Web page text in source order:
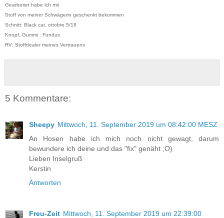
Gearbeitet habe ich mit
Stoff von meiner Schwägerin geschenkt bekommen
Schnitt: Black cat, ottobre 5/18
Knopf, Gummi : Fundus
RV: Stoffdealer meines Vertrauens
5 Kommentare:
Sheepy Mittwoch, 11. September 2019 um 08:42:00 MESZ
An Hosen habe ich mich noch nicht gewagt, darum
bewundere ich deine und das "fix" genäht ;O)
Lieben Inselgruß
Kerstin
Antworten
Freu-Zeit Mittwoch, 11. September 2019 um 22:39:00